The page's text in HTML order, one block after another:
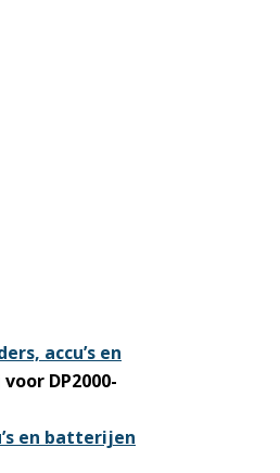
accu’s en
DP2000-
en batterijen